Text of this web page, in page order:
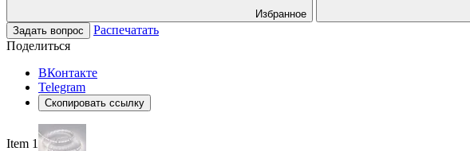
Избранное
Задать вопрос
Распечатать
Поделиться
ВКонтакте
Telegram
Скопировать ссылку
Item 1 of 4